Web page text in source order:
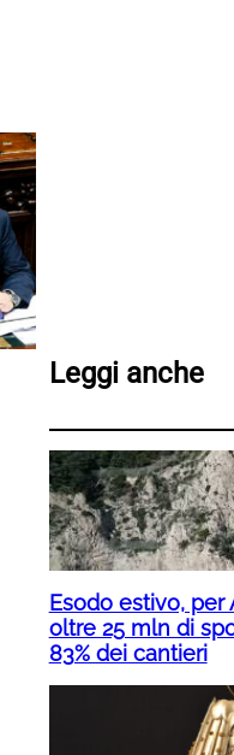
Leggi anche
Esodo estivo,
oltre 25 mln di
83% dei cantieri